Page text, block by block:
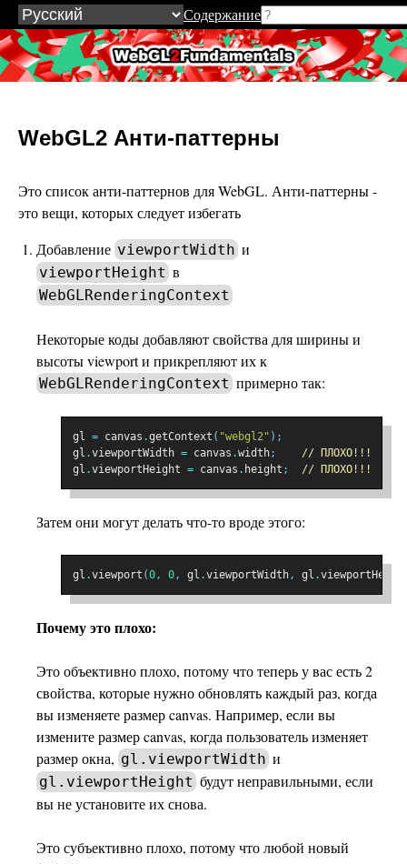
Содержание
WebGL2Fundamentals.org
WebGL2 Анти-паттерны
Это список анти-паттернов для WebGL. Анти-паттерны -
это вещи, которых следует избегать
Добавление viewportWidth и
viewportHeight в
WebGLRenderingContext
Некоторые коды добавляют свойства для ширины и
высоты viewport и прикрепляют их к
WebGLRenderingContext примерно так:
gl = canvas .getContext ( "webgl2" );
gl .viewportWidth = canvas .width;
// ПЛОХО!!!
gl .viewportHeight = canvas . height ; // ПЛОХО!!!
Затем они могут делать что-то вроде этого:
gl .viewport (0, 0, gl .viewportWidth, gl .
Почему это плохо:
Это объективно плохо, потому что теперь у вас есть 2
свойства, которые нужно обновлять каждый раз, когда
вы изменяете размер canvas. Например, если вы
измените размер canvas, когда пользователь изменяет
размер окна, gl.viewportWidth и
gl.viewportHeight будут неправильными, если
вы не установите их снова.
Это субъективно плохо, потому что любой новый